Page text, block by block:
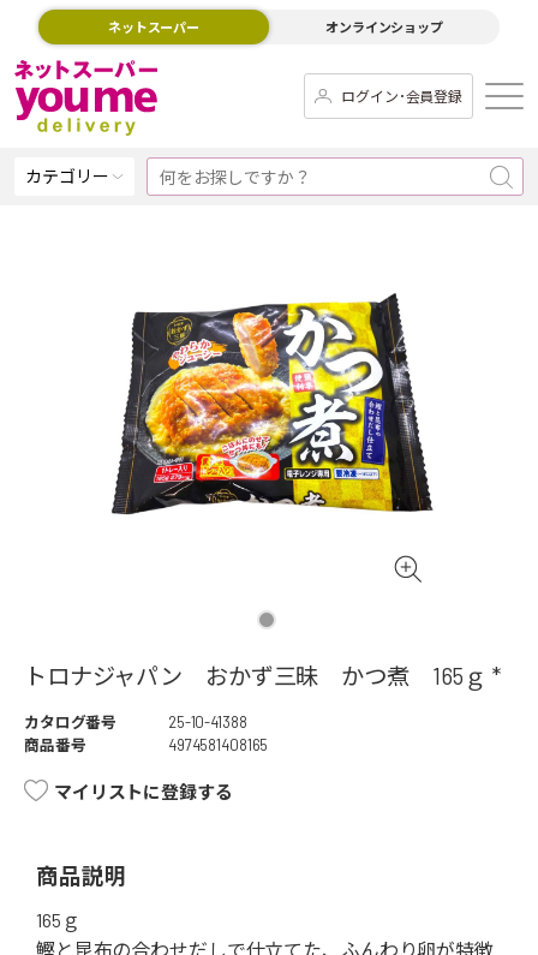
ネットスーパー オンラインショップ
ログイン･会員登録
カテゴリー
トロナジャパン おかず三昧 かつ煮 165ｇ *
カタログ番号
25-10-41388
商品番号
4974581408165
マイリストに登録する
商品説明
165ｇ
鰹と昆布の合わせだしで仕立てた、ふんわり卵が特徴